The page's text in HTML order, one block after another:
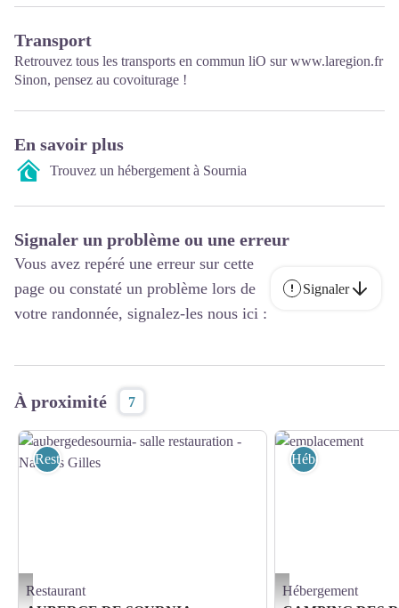
Transport
Retrouvez tous les transports en commun liO surwww.laregion.fr
Sinon, pensez au covoiturage !
En savoir plus
Trouvez un hébergement à Sournia
Signaler un problème ou une erreur
Vous avez repéré une erreur sur cette
page ou constaté un problème lors de
votre randonnée, signalez-les nous ici :
Signaler
À proximité 7
aubergedesournia- salle restauration - Navajas Gilles - Navajas Gilles
Restaurant
Restaurant
emplacement -
Hébergement
Hébergement